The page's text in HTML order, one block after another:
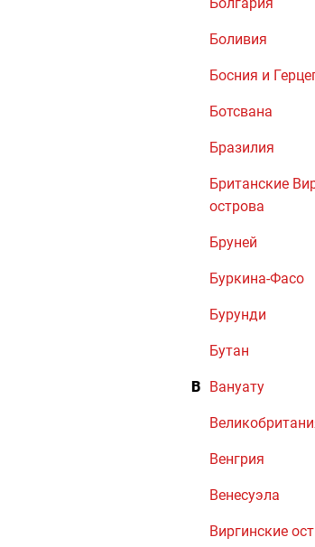
Боливия
Босния и
Ботсвана
Бразилия
Британские
острова
Бруней
Буркина-Фасо
Бурунди
Бутан
В Вануату
Венгрия
Венесуэла
Виргинские